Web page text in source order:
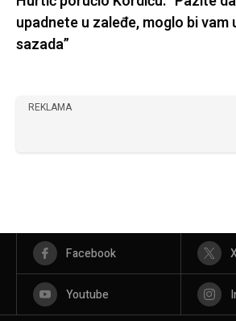
upadnete u zaleđe, moglo bi vam
sazada”
REKLAMA
Facebook
Youtube